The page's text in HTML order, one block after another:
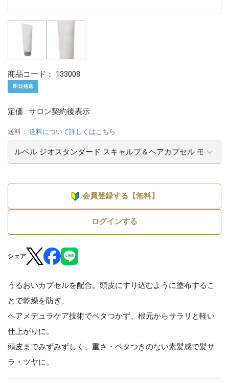
商品コード： 133008
即日発送
定価 : サロン契約後表示
送料： 送料について詳しくはこちら
会員登録する【無料】
ログインする
シェア
うるおいカプセルを配合。頭皮にすり込むように塗布するこ
とで乾燥を防ぎ、
ヘアメデュラケア技術でベタつかず、根元からサラリと軽い
仕上がりに。
頭皮までみずみずしく、重さ・ベタつきのない素髪感で髪サ
ラ・ツヤに。